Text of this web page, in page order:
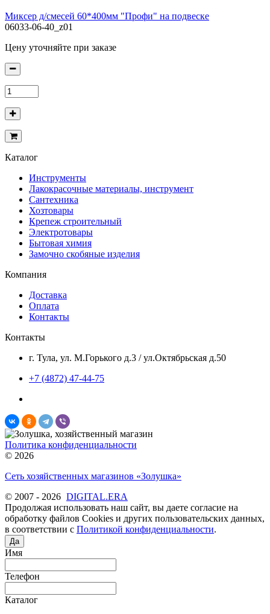
Миксер д/смесей 60*400мм "Профи" на подвеске
06033-06-40_z01
Цену уточняйте при заказе
Каталог
Инструменты
Лакокрасочные материалы, инструмент
Сантехника
Хозтовары
Крепеж строительный
Электротовары
Бытовая химия
Замочно скобяные изделия
Компания
Доставка
Оплата
Контакты
Контакты
г. Тула, ул. М.Горького д.3 / ул.Октябрьская д.50
+7 (4872) 47-44-75
Политика конфиденциальности
© 2026
Сеть хозяйственных магазинов «Золушка»
© 2007 - 2026 DIGITAL.ERA
Продолжая использовать наш сайт, вы даете согласие на
обработку файлов Cookies и других пользовательских данных,
в соответствии с Политикой конфиденциальности.
Да
Имя
Телефон
Каталог